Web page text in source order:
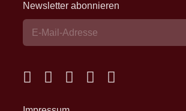
Newsletter abonnieren